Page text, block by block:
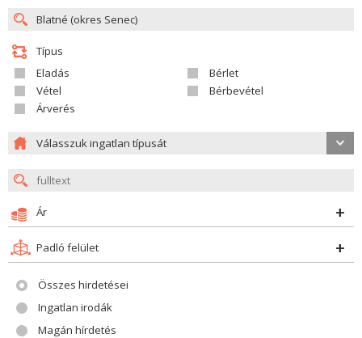
Típus
Eladás
Bérlet
Vétel
Bérbevétel
Árverés
Válasszuk ingatlan típusát
Ár
Padló felület
Összes hirdetései
Ingatlan irodák
Magán hírdetés